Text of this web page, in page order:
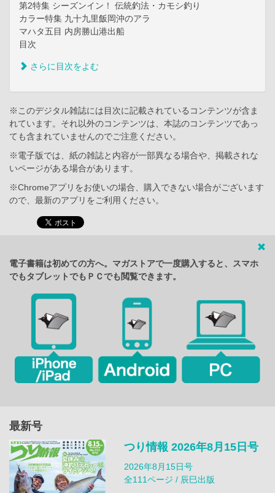
第2特集 シーズンイン！ 伝統釣法・カモシ釣り
カラー特集 九十九里飯岡沖のアラ
マハタ五目 内房勝山港出船
目次
さらに目次をよむ
※このデジタル雑誌には目次に記載されているコンテンツが含ま
れています。それ以外のコンテンツは、本誌のコンテンツであっ
ても含まれていませんのでご注意ください。
※電子版では、紙の雑誌と内容が一部異なる場合や、掲載されな
いページがある場合があります。
※Chromeアプリをお使いの場合、購入できない場合がございます
ので、最新のアプリをご利用ください。
電子書籍は初めての方へ。マガストアで一度購入すると、スマホ
でもタブレットでもＰＣでも閲覧できます。
最新号
つり情報 2026年8月15日号
2026年8月15日号
全111ページ / 辰巳出版